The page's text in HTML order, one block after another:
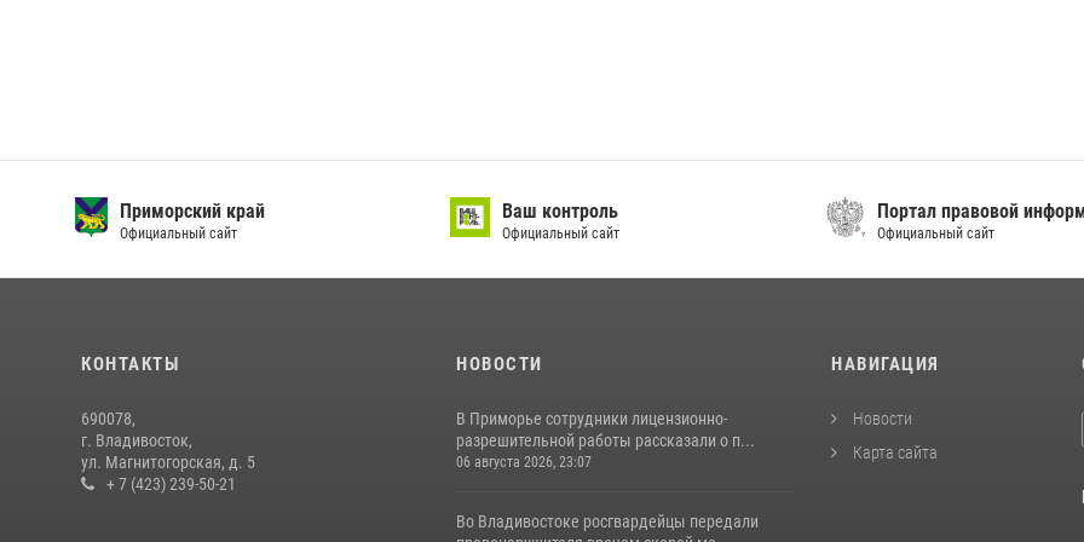
Приморский край
Официальный сайт
Ваш контроль
Официальный сайт
Портал правовой
Официальный сайт
КОНТАКТЫ
690078,
г. Владивосток,
ул. Магнитогорская, д. 5
+ 7 (423) 239-50-21
НОВОСТИ
В Приморье сотрудники лицензионно-
разрешительной работы рассказали о п...
06 августа 2026, 23:07
Во Владивостоке росгвардейцы передали
НАВИГАЦИЯ
Новости
Карта сайта